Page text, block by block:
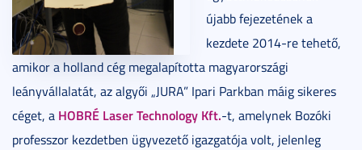
újabb fejezetének a
kezdete 2014-re tehető,
amikor a holland cég megalapította magyarországi
leányvállalatát, az algyői „JURA” Ipari Parkban máig sikeres
céget, a HOBRÉ Laser Technology Kft.-t, amelynek Bozóki
professzor kezdetben ügyvezető igazgatója volt, jelenleg